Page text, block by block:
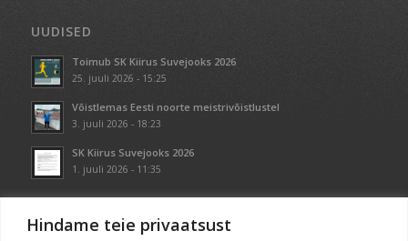
Hindame teie privaatsust
UUDISED
Toimub SK Kiirus Suvejooks 2026
25. juuli 2026 - 15:25
Võistlemas Eesti noorte meistrivõistlustel
3. juuli 2026 - 18:23
SK Kiirus Suvejooks 2026
1. juuli 2026 - 11:35